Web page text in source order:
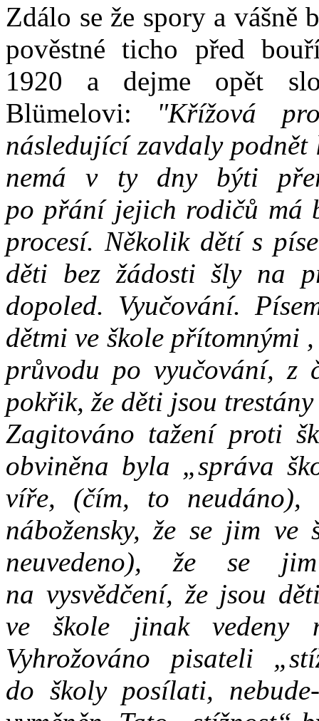
Zdálo se že spory a
pověstné ticho před
1920 a dejme opět
Blümelovi:
"Křížová
následující zavdaly
nemá v ty dny býti
po přání jejich rodičů má
procesí. Několik dětí s
děti bez žádosti šly na
dopoled. Vyučování.
dětmi ve škole přítomnými
průvodu po vyučování, z
pokřik, že děti jsou
Zagitováno tažení proti
obviněna byla „správa
víře, (čím, to neudáno),
nábožensky, že se jim
neuvedeno), že se
na vysvědčení, že jsou
ve škole jinak vedeny
Vyhrožováno pisateli
do školy posílati,